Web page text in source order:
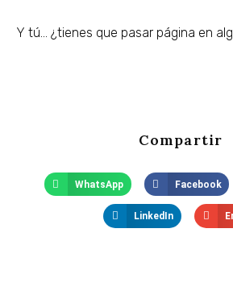
Y tú… ¿tienes que pasar página en
Compartir
WhatsApp Facebook
LinkedIn